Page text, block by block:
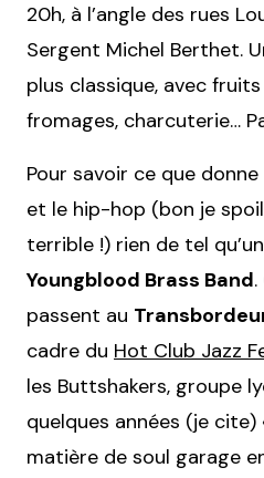
20h, à l’angle des rues
Sergent Michel Berthet.
plus classique, avec
fromages, charcuterie…
Pour savoir ce que
et le hip-hop (bon je
terrible !) rien de tel
Youngblood Brass Band
passent au
cadre du Hot Club Jazz
les Buttshakers, groupe
quelques années (je cite)
matière de soul garage